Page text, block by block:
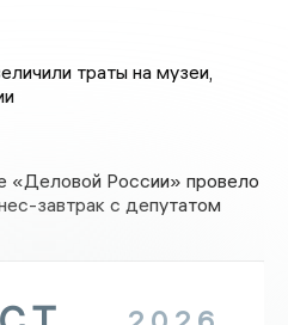
траты на музеи,
«Деловой России» провело
завтрак с депутатом